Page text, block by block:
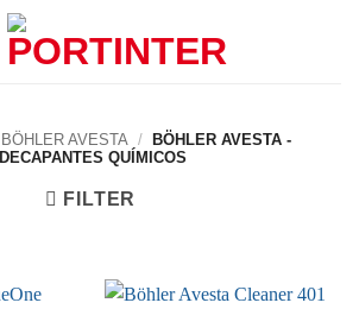
BÖHLER AVESTA /
BÖHLER AVESTA -
DECAPANTES QUÍMICOS
FILTER